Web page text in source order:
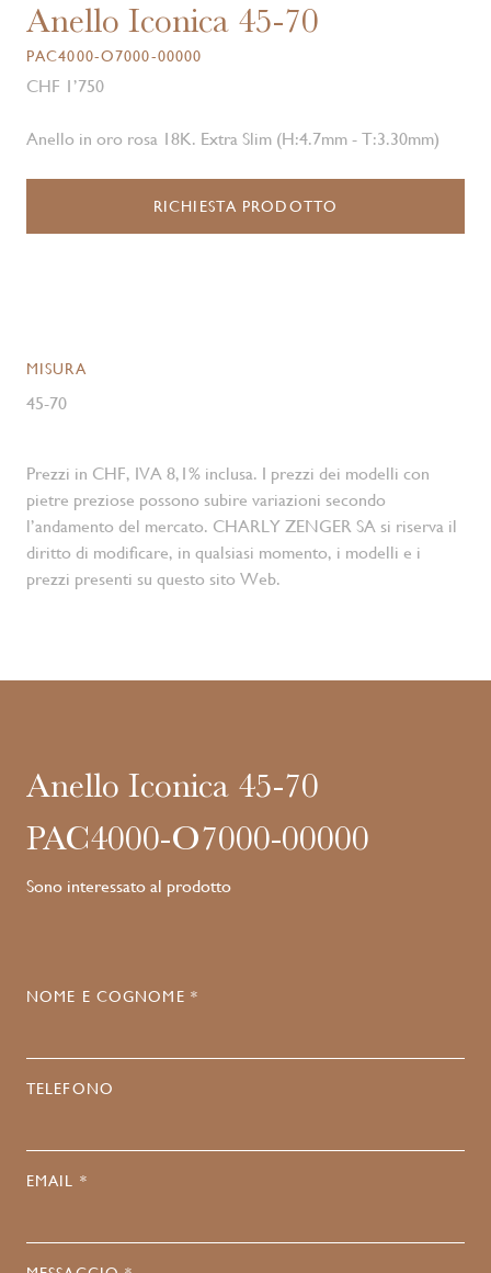
Anello Iconica 45-70
PAC4000-O7000-00000
CHF 1’750
Anello in oro rosa 18K. Extra Slim (H:4.7mm - T:3.30mm)
RICHIESTA PRODOTTO
MISURA
45-70
Prezzi in CHF, IVA 8,1% inclusa. I prezzi dei modelli con
pietre preziose possono subire variazioni secondo
l’andamento del mercato. CHARLY ZENGER SA si riserva il
diritto di modificare, in qualsiasi momento, i modelli e i
prezzi presenti su questo sito Web.
Anello Iconica 45-70
PAC4000-O7000-00000
Sono interessato al prodotto
NOME E COGNOME *
TELEFONO
EMAIL *